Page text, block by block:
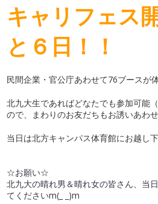
キャリフェス
と６日！！
民間企業・官公庁あわせて76ブースが
北九大生であればどなたでも参加可能
ので、まわりのお友だちもお誘いあわせ
当日は北方キャンパス体育館にお越し
☆お願い☆
北九大の晴れ男＆晴れ女の皆さん、当
てくださいm(_ _)m